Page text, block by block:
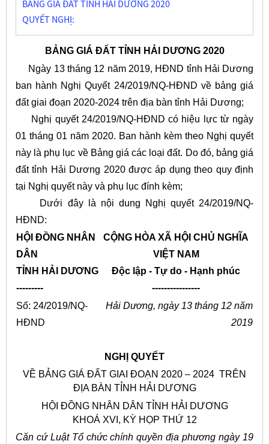
BẢNG GIÁ ĐẤT TỈNH HẢI DƯƠNG 2020
QUYẾT NGHỊ:
BẢNG GIÁ ĐẤT TỈNH HẢI DƯƠNG 2020
Ngày 13 tháng 12 năm 2019, HĐND tỉnh Hải Dương
ban hành Nghị Quyết 24/2019/NQ-HĐND về bảng giá
đất giai đoạn 2020-2024 trên địa bàn tỉnh Hải Dương;
Nghị quyết 24/2019/NQ-HĐND có hiệu lực từ ngày
01 tháng 01 năm 2020. Ban hành kèm theo Nghị quyết
này là phụ lục về Bảng giá các loại đất. Do đó, bảng giá
đất tỉnh Hải Dương 2020 được áp dụng theo quy định
tại Nghị quyết này và phụ lục đính kèm;
Dưới đây là nội dung Nghị quyết 24/2019/NQ-
HĐND:
HỘI ĐỒNG NHÂN
DÂN
TỈNH HẢI DƯƠNG
---------
CỘNG HÒA XÃ HỘI CHỦ NGHĨA
VIỆT NAM
Độc lập - Tự do - Hạnh phúc
----------------
Số: 24/2019/NQ-
HĐND
Hải Dương, ngày 13 tháng 12 năm
2019
NGHỊ QUYẾT
VỀ BẢNG GIÁ ĐẤT GIAI ĐOẠN 2020 – 2024 TRÊN
ĐỊA BÀN TỈNH HẢI DƯƠNG
HỘI ĐỒNG NHÂN DÂN TỈNH HẢI DƯƠNG
KHOÁ XVI, KỲ HỌP THỨ 12
Căn cứ Luật Tổ chức chính quyền địa phương ngày 19